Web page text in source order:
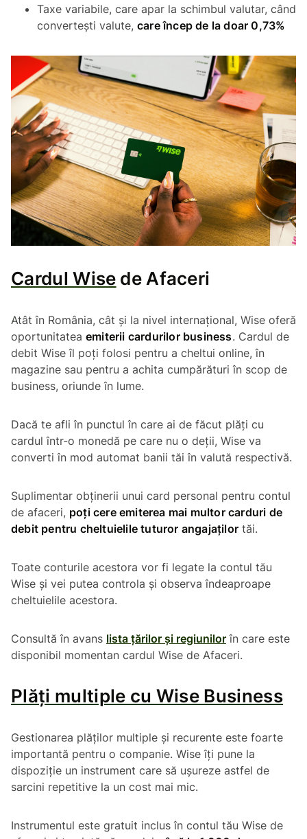
Taxe variabile, care apar la schimbul valutar, când
convertești valute, care încep de la doar 0,73%
Cardul Wise de Afaceri
Atât în România, cât și la nivel internațional, Wise oferă
oportunitatea emiterii cardurilor business. Cardul de
debit Wise îl poți folosi pentru a cheltui online, în
magazine sau pentru a achita cumpărături în scop de
business, oriunde în lume.
Dacă te afli în punctul în care ai de făcut plăți cu
cardul într-o monedă pe care nu o deții, Wise va
converti în mod automat banii tăi în valută respectivă.
Suplimentar obținerii unui card personal pentru contul
de afaceri, poți cere emiterea mai multor carduri de
debit pentru cheltuielile tuturor angajaților tăi.
Toate conturile acestora vor fi legate la contul tău
Wise și vei putea controla și observa îndeaproape
cheltuielile acestora.
Consultă în avans lista țărilor și regiunilor în care este
disponibil momentan cardul Wise de Afaceri.
Plăți multiple cu Wise Business
Gestionarea plăților multiple și recurente este foarte
importantă pentru o companie. Wise îți pune la
dispoziție un instrument care să ușureze astfel de
sarcini repetitive la un cost mai mic.
Instrumentul este gratuit inclus în contul tău Wise de